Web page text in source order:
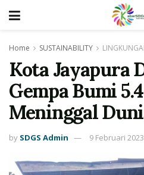
Home SUSTAINABILITY
Kota Jayapura
Gempa Bumi
Meninggal
by SDGS Admin 9 Februari 2023